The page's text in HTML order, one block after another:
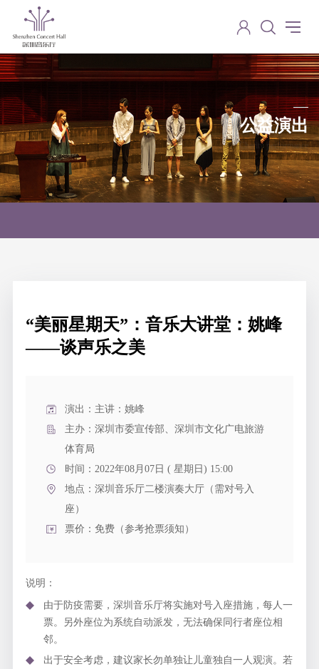
公益演出
Charity performance
“美丽星期天”：音乐大讲堂：姚峰
——谈声乐之美
演出：主讲：姚峰
主办：深圳市委宣传部、深圳市文化广电旅游
体育局
时间：2022年08月07日 ( 星期日) 15:00
地点： 深圳音乐厅二楼演奏大厅（需对号入
座）
票价：免费（参考抢票须知）
说明：
由于防疫需要，深圳音乐厅将实施对号入座措施，每人一
票。另外座位为系统自动派发，无法确保同行者座位相
邻。
出于安全考虑，建议家长勿单独让儿童独自一人观演。若